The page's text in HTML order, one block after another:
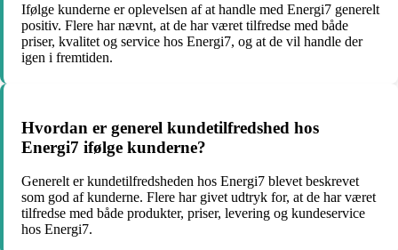
Ifølge kunderne er oplevelsen af at handle med Energi7 generelt
positiv. Flere har nævnt, at de har været tilfredse med både
priser, kvalitet og service hos Energi7, og at de vil handle der
igen i fremtiden.
Hvordan er generel kundetilfredshed hos
Energi7 ifølge kunderne?
Generelt er kundetilfredsheden hos Energi7 blevet beskrevet
som god af kunderne. Flere har givet udtryk for, at de har været
tilfredse med både produkter, priser, levering og kundeservice
hos Energi7.